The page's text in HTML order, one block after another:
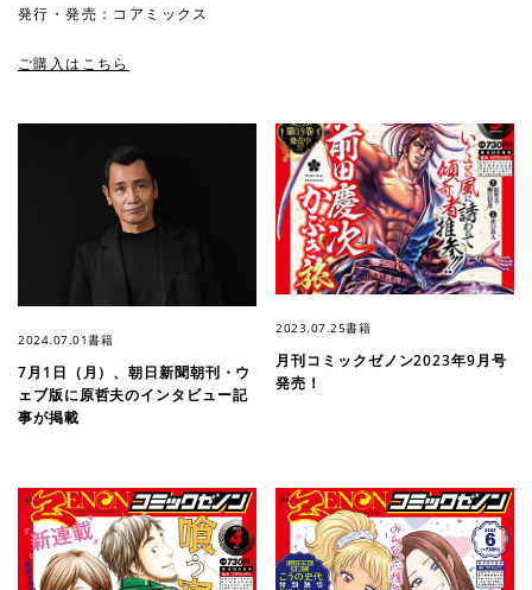
発行・発売：コアミックス
ご購入はこちら
2024.07.01書籍
7月1日（月）、朝日新聞朝刊・ウ
ェブ版に原哲夫のインタビュー記
事が掲載
2023.07.25書籍
月刊コミックゼノン2023年9月号
発売！